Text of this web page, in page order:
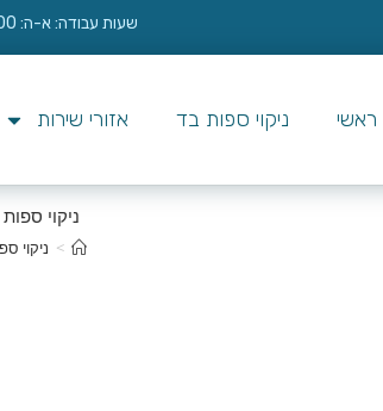
שעות עבודה: א-ה: 8:00-20:00 ו: 8:00 13:00
ראשי ניקוי ספות בד אזורי שירות
ניקוי
> ניקוי